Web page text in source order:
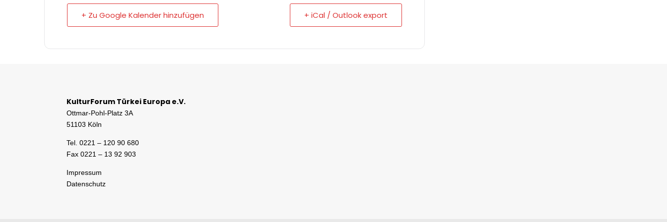
+ Zu Google Kalender hinzufügen + iCal / Outlook export
KulturForum Türkei Europa e.V.
Ottmar-Pohl-Platz 3A
51103 Köln
Tel. 0221 – 120 90 680
Fax 0221 – 13 92 903
Impressum
Datenschutz